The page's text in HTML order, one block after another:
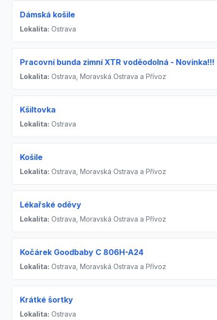
Dámská košile
Lokalita: Ostrava
Pracovní bunda zimní XTR voděodolná - Novinka!!!
Lokalita: Ostrava, Moravská Ostrava a Přívoz
Kšiltovka
Lokalita: Ostrava
Košile
Lokalita: Ostrava, Moravská Ostrava a Přívoz
Lékařské oděvy
Lokalita: Ostrava, Moravská Ostrava a Přívoz
Kočárek Goodbaby C 806H-A24
Lokalita: Ostrava, Moravská Ostrava a Přívoz
Krátké šortky
Lokalita: Ostrava